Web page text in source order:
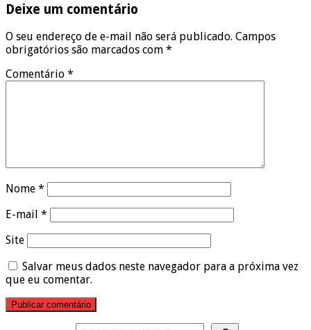
Deixe um comentário
O seu endereço de e-mail não será publicado. Campos
obrigatórios são marcados com *
Comentário *
Nome *
E-mail *
Site
Salvar meus dados neste navegador para a próxima vez
que eu comentar.